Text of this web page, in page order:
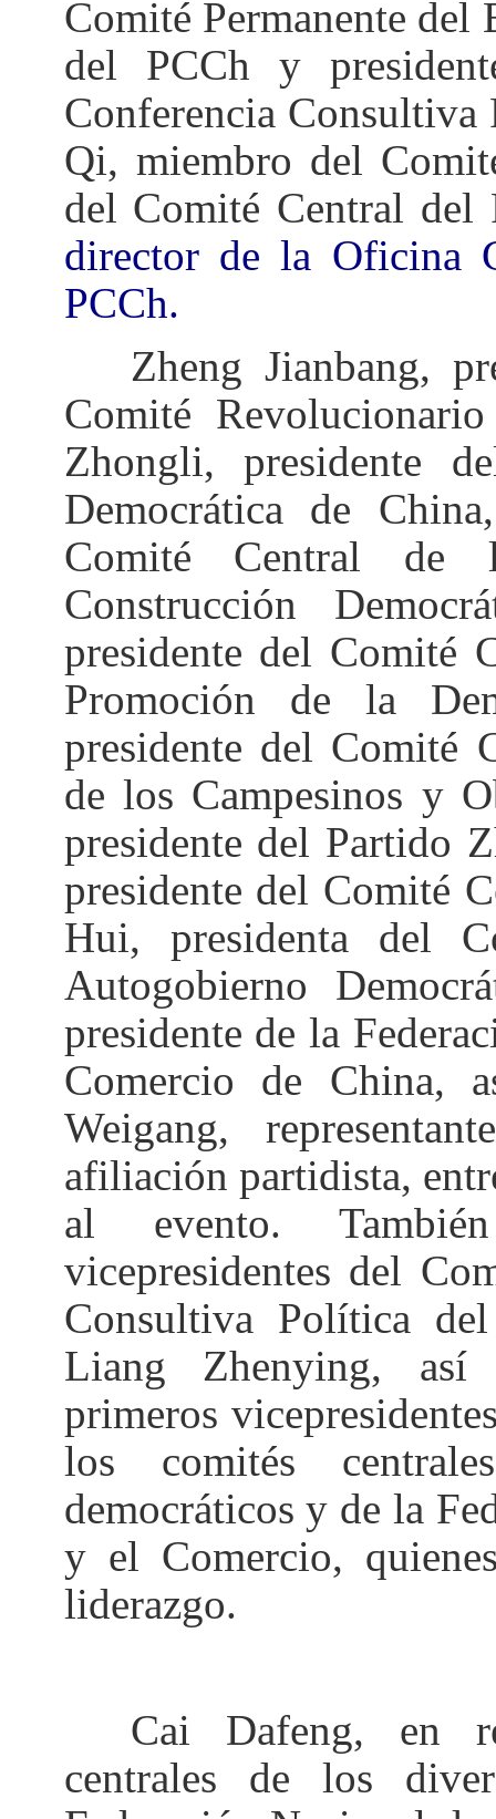
Comité Permanente
del PCCh y
Conferencia
Qi, miembro del
del Comité Central del
director de la Oficina
PCCh.
Zheng Jianbang,
Comité
Zhongli, presidente
Democrática de
Comité Central de
Construcción
presidente del Comité
Promoción de la
presidente del Comité
de los Campesinos y
presidente del Partido
presidente del Comité
Hui, presidenta del
Autogobierno
presidente de la
Comercio de China,
Weigang,
afiliación partidista,
al evento.
vicepresidentes del
Consultiva Política
Liang Zhenying, así
primeros
los comités
democráticos y de la
y el Comercio,
liderazgo.
Cai Dafeng, en
centrales de los